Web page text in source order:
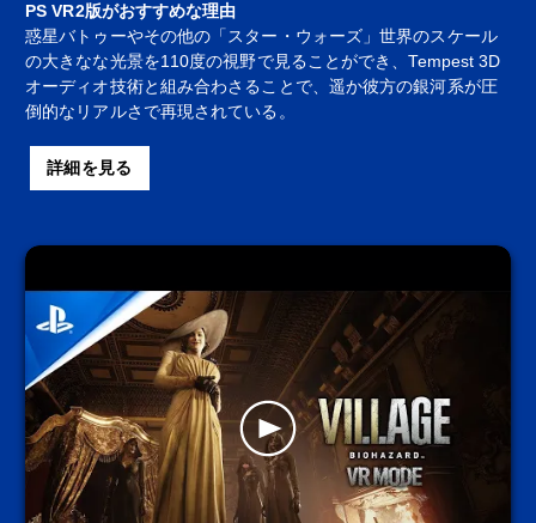
PS VR2版がおすすめな理由
惑星バトゥーやその他の「スター・ウォーズ」世界のスケール
の大きなな光景を110度の視野で見ることができ、Tempest 3D
オーディオ技術と組み合わさることで、遥か彼方の銀河系が圧
倒的なリアルさで再現されている。
詳細を見る